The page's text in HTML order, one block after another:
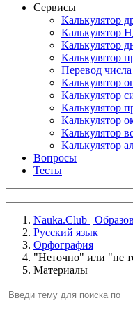
Сервисы
Калькулятор
Калькулятор
Калькулятор
Калькулятор
Перевод числа
Калькулятор
Калькулятор
Калькулятор
Калькулятор
Калькулятор
Калькулятор
Вопросы
Тесты
Nauka.Club |
Русский язык
Орфография
"Неточно" или "не
Материалы